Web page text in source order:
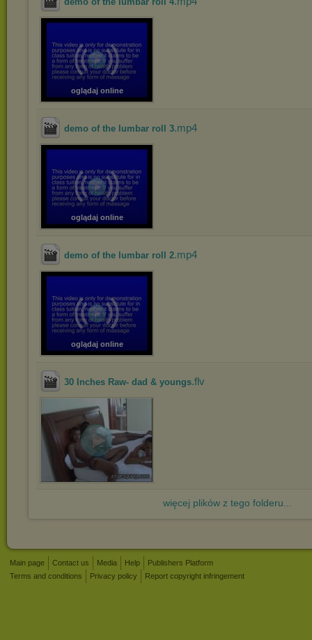
oglądaj online
demo of the lumbar roll 3.mp4
oglądaj online
demo of the lumbar roll 2.mp4
oglądaj online
30 Inches Raw- dad & youngs.flv
więcej plików z tego folderu...
Main page Contact us Media Help
Publishers Platform
Terms and conditions
Privacy policy Report copyright infringement